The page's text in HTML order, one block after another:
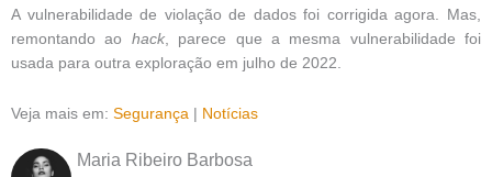
A vulnerabilidade de violação de dados foi corrigida agora. Mas,
remontando ao hack, parece que a mesma vulnerabilidade foi
usada para outra exploração em julho de 2022.
Veja mais em: Segurança | Notícias
Maria Ribeiro Barbosa